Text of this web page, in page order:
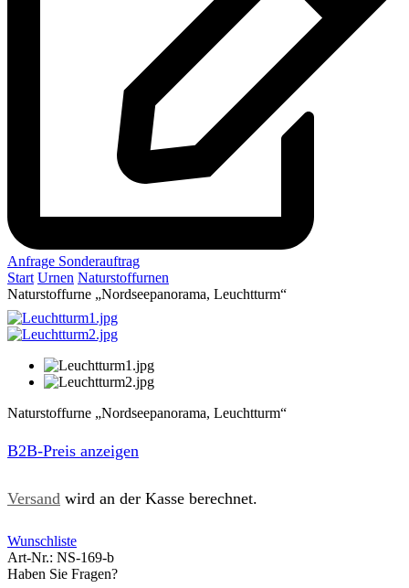
Anfrage Sonderauftrag
Start Urnen Naturstoffurnen
Naturstoffurne „Nordseepanorama, Leuchtturm“
Naturstoffurne „Nordseepanorama, Leuchtturm“
B2B-Preis anzeigen
Versand wird an der Kasse berechnet.
Wunschliste
Art-Nr.: NS-169-b
Haben Sie Fragen?